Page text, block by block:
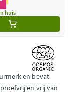
huis
en bevat
en vrij van